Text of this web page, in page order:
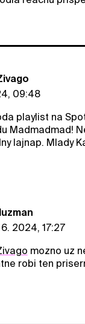
09:48
playlist na
Madmadmad!
lajnap. Mlady
6. 2024, 17:27
mozno uz
robi ten